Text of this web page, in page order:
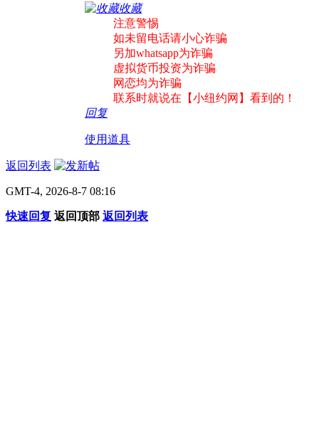
收藏
注意警惕
如未留电话请小心诈骗
另加whatsapp为诈骗
虚拟货币投资为诈骗
网恋均为诈骗
联系时就说在【小纽约网】看到的！
回复
使用道具
返回列表
GMT-4, 2026-8-7 08:16
快速回复 返回顶部 返回列表